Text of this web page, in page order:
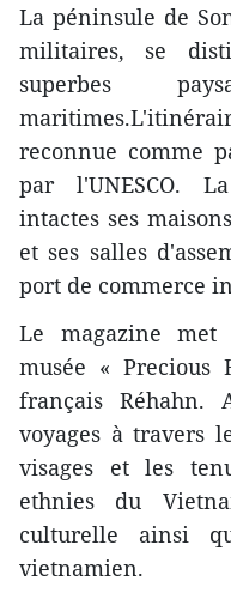
La péninsule de
militaires, se
superbes
reconnue comme
par l'UNESCO.
intactes ses
et ses salles
port de commerce
Le magazine
musée « Precious
français Réhahn.
voyages à travers
visages et les
ethnies du
culturelle ainsi
vietnamien.